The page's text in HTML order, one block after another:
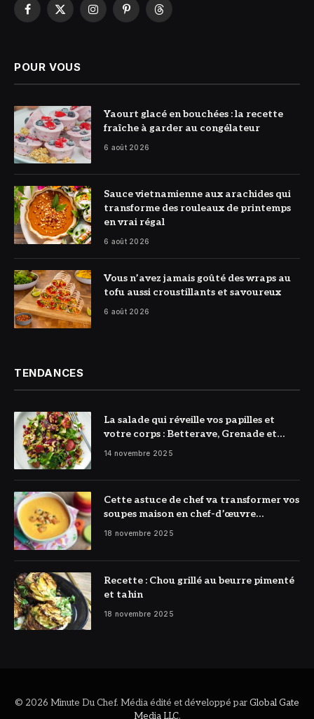
Facebook
X
InstagramPinterestThreads
POUR VOUS
© DR
Yaourt glacé en bouchées : la recette
fraîche à garder au congélateur
6 août 2026
© DR
Sauce vietnamienne aux arachides qui
transforme des rouleaux de printemps
en vrai régal
6 août 2026
© DR
Vous n’avez jamais goûté des wraps au
tofu aussi croustillants et savoureux
6 août 2026
TENDANCES
La salade qui réveille vos papilles et
votre corps : Betterave, Grenade et
Citron à l’honneur
14 novembre 2025
Cette astuce de chef va transformer vos
soupes maison en chef-d’œuvre
réconfortant
18 novembre 2025
Recette : Chou grillé au beurre pimenté
et tahin
18 novembre 2025
© 2026 Minute Du Chef. Média édité et développé parGlobal Gate
Media LLC.